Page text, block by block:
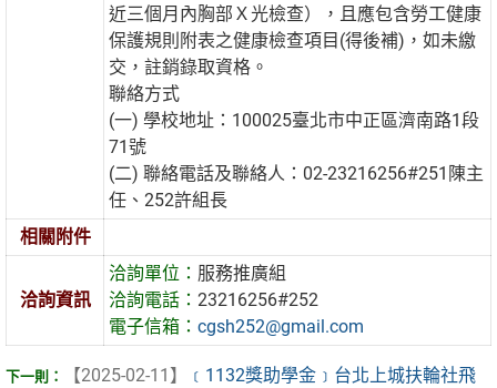
近三個月內胸部Ｘ光檢查），且應包含勞工健康
保護規則附表之健康檢查項目(得後補)，如未繳
交，註銷錄取資格。
聯絡方式
(一) 學校地址：100025臺北市中正區濟南路1段
71號
(二) 聯絡電話及聯絡人：02-23216256#251陳主
任、252許組長
相關附件
洽詢資訊
洽詢單位： 服務推廣組
洽詢電話：23216256#252
電子信箱：cgsh252@gmail.com
【2025-02-11】
﹝1132獎助學金﹞台北上城扶輪社飛